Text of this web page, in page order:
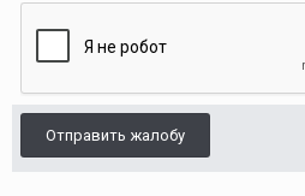
Отправить жалобу